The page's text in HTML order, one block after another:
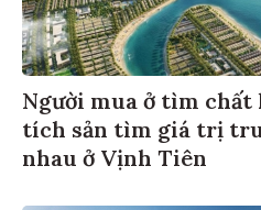
Người mua ở tìm chất
tích sản tìm giá trị
nhau ở Vịnh Tiên